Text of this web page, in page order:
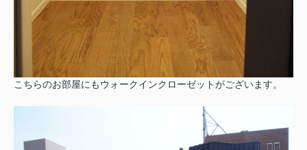
こちらのお部屋にもウォークインクローゼットがございます。